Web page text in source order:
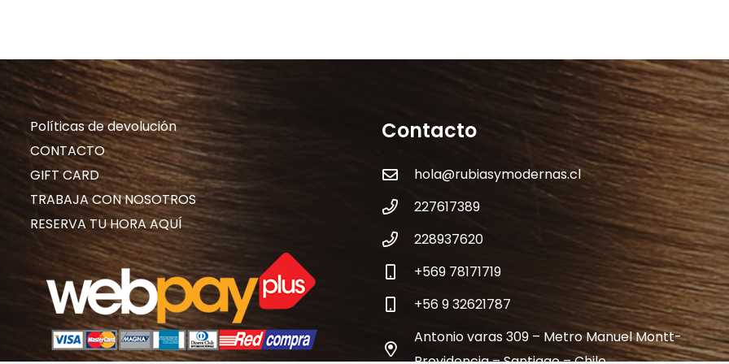
Políticas de devolución
CONTACTO
GIFT CARD
TRABAJA CON NOSOTROS
RESERVA TU HORA AQUÍ
Contacto
hola@rubiasymodernas.cl
227617389
228937620
+569 78171719
+56 9 32621787
Antonio varas 309 – Metro Manuel Montt-